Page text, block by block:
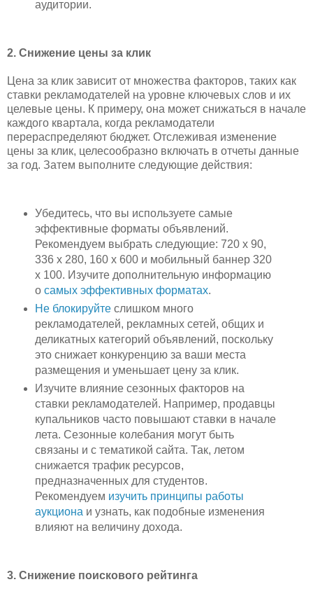
аудитории.
2. Снижение цены за клик
Цена за клик зависит от множества факторов, таких как
ставки рекламодателей на уровне ключевых слов и их
целевые цены. К примеру, она может снижаться в начале
каждого квартала, когда рекламодатели
перераспределяют бюджет. Отслеживая изменение
цены за клик, целесообразно включать в отчеты данные
за год. Затем выполните следующие действия:
Убедитесь, что вы используете самые
эффективные форматы объявлений.
Рекомендуем выбрать следующие: 720 x 90,
336 x 280, 160 x 600 и мобильный баннер 320
x 100. Изучите дополнительную информацию
о самых эффективных форматах.
Не блокируйтеслишком много
рекламодателей, рекламных сетей, общих и
деликатных категорий объявлений, поскольку
это снижает конкуренцию за ваши места
размещения и уменьшает цену за клик.
Изучите влияние сезонных факторов на
ставки рекламодателей. Например, продавцы
купальников часто повышают ставки в начале
лета. Сезонные колебания могут быть
связаны и с тематикой сайта. Так, летом
снижается трафик ресурсов,
предназначенных для студентов.
Рекомендуем изучить принципы работы
аукциона и узнать, как подобные изменения
влияют на величину дохода.
3. Снижение поискового рейтинга